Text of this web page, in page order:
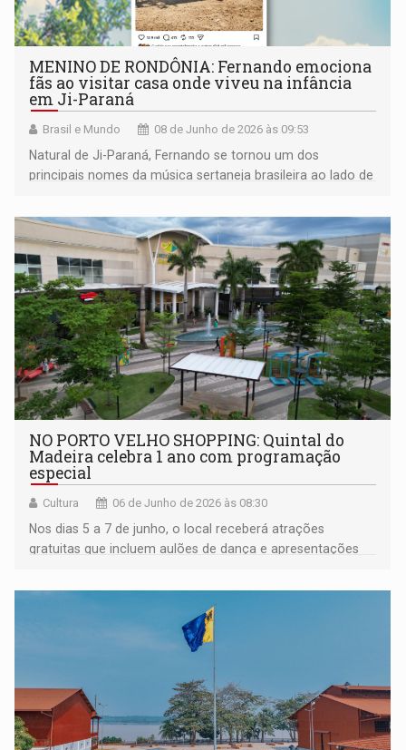
MENINO DE RONDÔNIA: Fernando emociona
fãs ao visitar casa onde viveu na infância
em Ji-Paraná
Brasil e Mundo 08 de Junho de 2026 às 09:53
Natural de Ji-Paraná, Fernando se tornou um dos
principais nomes da música sertaneja brasileira ao lado de
NO PORTO VELHO SHOPPING: Quintal do
Madeira celebra 1 ano com programação
especial
Cultura 06 de Junho de 2026 às 08:30
Nos dias 5 a 7 de junho, o local receberá atrações
gratuitas que incluem aulões de dança e apresentações